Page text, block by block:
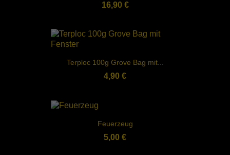
16,90 €
Terploc 100g Grove Bag mit...
4,90 €
Feuerzeug
5,00 €